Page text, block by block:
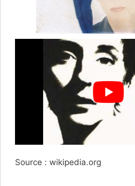
Source : wikipedia.org